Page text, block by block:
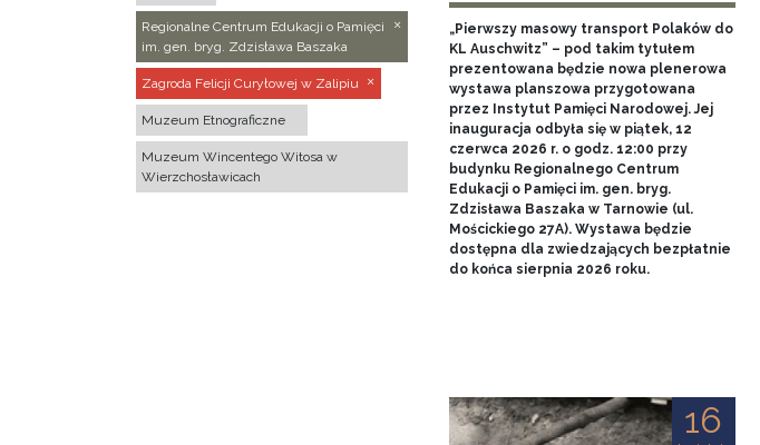
Regionalne Centrum Edukacji o Pamięci
im. gen. bryg. Zdzisława Baszaka
Zagroda Felicji Curyłowej w Zalipiu
Muzeum Etnograficzne
Muzeum Wincentego Witosa w
Wierzchosławicach
„Pierwszy masowy transport Polaków do
KL Auschwitz” – pod takim tytułem
prezentowana będzie nowa plenerowa
wystawa planszowa przygotowana
przez Instytut Pamięci Narodowej. Jej
inauguracja odbyła się w piątek, 12
czerwca 2026 r. o godz. 12:00 przy
budynku Regionalnego Centrum
Edukacji o Pamięci im. gen. bryg.
Zdzisława Baszaka w Tarnowie (ul.
Mościckiego 27A). Wystawa będzie
dostępna dla zwiedzających bezpłatnie
do końca sierpnia 2026 roku.
16